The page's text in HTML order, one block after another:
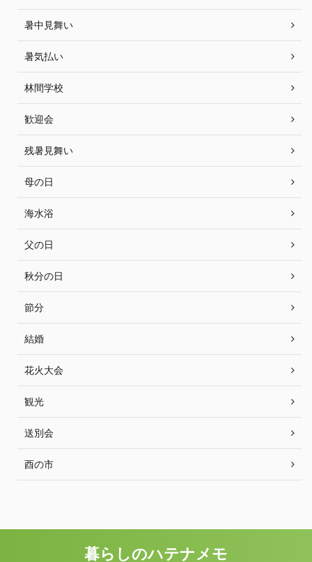
暑中見舞い
暑気払い
林間学校
歓迎会
残暑見舞い
母の日
海水浴
父の日
秋分の日
節分
結婚
花火大会
観光
送別会
酉の市
暮らしのハテナメモ